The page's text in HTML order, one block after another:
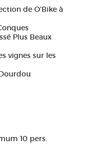
de O'Bike à
Plus Beaux
vignes sur les
10 pers.